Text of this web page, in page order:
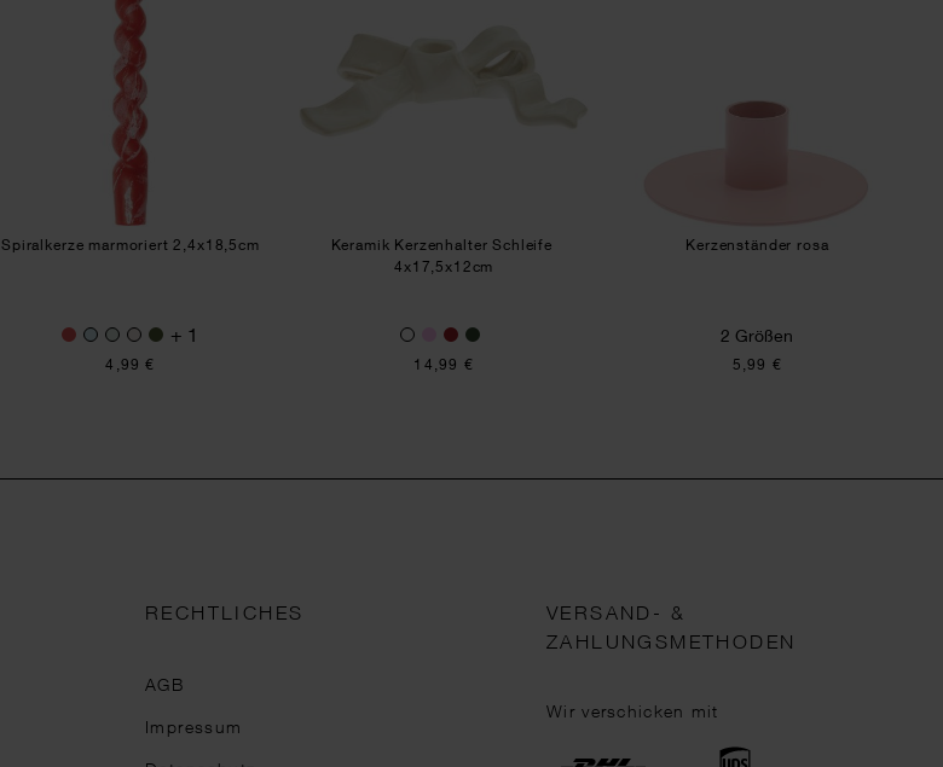
Spiralkerze marmoriert 2,4x18,5cm
+ 1
4,99 €
Keramik Kerzenhalter Schleife
4x17,5x12cm
14,99 €
Kerzenständer rosa
2 Größen
5,99 €
RECHTLICHES
AGB
Impressum
VERSAND- &
ZAHLUNGSMETHODEN
Wir verschicken mit